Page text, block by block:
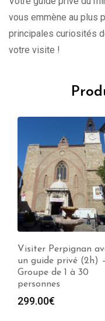
vous emmène au plus
principales curiosités
votre visite !
Visiter Prades avec
guide privé (2h) –
Groupe de 1 à 30
personnes
299.00€